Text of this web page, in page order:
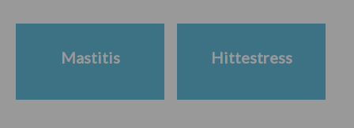
Mastitis Hittestress